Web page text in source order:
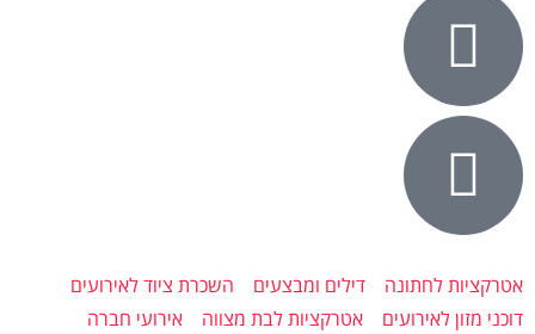
אטרקציות לחתונה דילים ומבצעים
השכרת ציוד לאירועים
דוכני מזון לאירועים
אטרקציות לבת מצווה
אירועי חברה